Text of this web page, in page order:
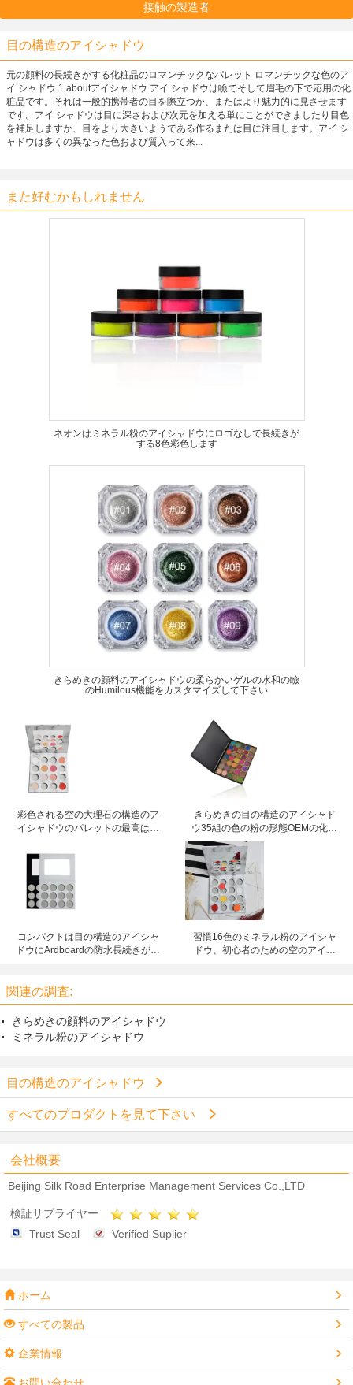
接触の製造者
目の構造のアイシャドウ
元の顔料の長続きがする化粧品のロマンチックなパレット ロマンチックな色のア
イ シャドウ 1.aboutアイシャドウ アイ シャドウは瞼でそして眉毛の下で応用の化
粧品です。それは一般的携帯者の目を際立つか、またはより魅力的に見させます
です。アイ シャドウは目に深さおよび次元を加える単にことができましたり目色
を補足しますか、目をより大きいようである作るまたは目に注目します。アイ シ
ャドウは多くの異なった色および質入って来...
また好むかもしれません
ネオンはミネラル粉のアイシャドウにロゴなしで長続きが
する8色彩色します
きらめきの顔料のアイシャドウの柔らかいゲルの水和の瞼
のHumilous機能をカスタマイズして下さい
彩色される空の大理石の構造のア
イシャドウのパレットの最高はあ
きらめきの目の構造のアイシャド
ウ35組の色の粉の形態OEMの化粧
品の構造セット
コンパクトは目の構造のアイシャ
ドウにArdboardの防水長続きがす
習慣16色のミネラル粉のアイシャ
ドウ、初心者のための空のアイシ
関連の調査:
きらめきの顔料のアイシャドウ
ミネラル粉のアイシャドウ
目の構造のアイシャドウ
すべてのプロダクトを見て下さい
会社概要
Beijing Silk Road Enterprise Management Services Co.,LTD
検証サプライヤー
Trust Seal
Verified Suplier
ホーム
すべての製品
企業情報